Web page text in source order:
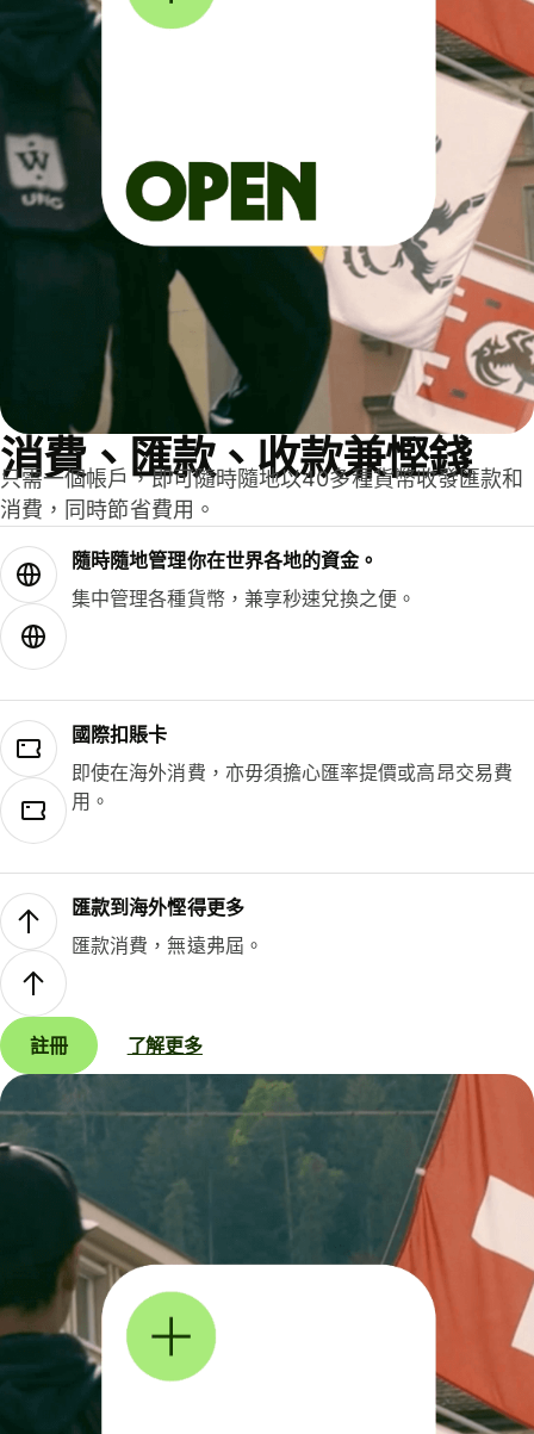
消費、匯款、收款兼慳錢
只需一個帳戶，即可隨時隨地以40多種貨幣收發匯款和
消費，同時節省費用。
隨時隨地管理你在世界各地的資金。
集中管理各種貨幣，兼享秒速兌換之便。
國際扣賬卡
即使在海外消費，亦毋須擔心匯率提價或高昂交易費
用。
匯款到海外慳得更多
匯款消費，無遠弗屆。
註冊 了解更多